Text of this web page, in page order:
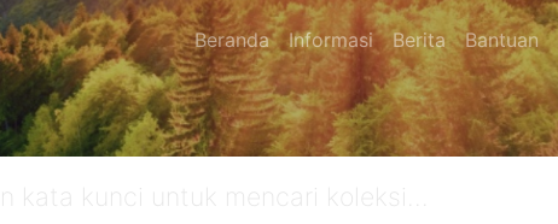
Beranda Informasi Berita Bantuan